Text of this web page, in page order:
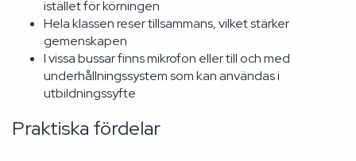
istället för körningen
Hela klassen reser tillsammans, vilket stärker
gemenskapen
I vissa bussar finns mikrofon eller till och med
underhållningssystem som kan användas i
utbildningssyfte
Praktiska fördelar